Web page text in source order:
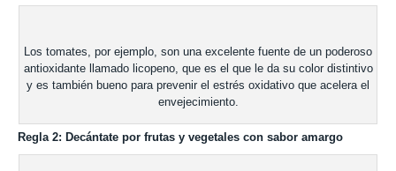
Los tomates, por ejemplo, son una excelente fuente de un poderoso
antioxidante llamado licopeno, que es el que le da su color distintivo
y es también bueno para prevenir el estrés oxidativo que acelera el
envejecimiento.
Regla 2: Decántate por frutas y vegetales con sabor amargo